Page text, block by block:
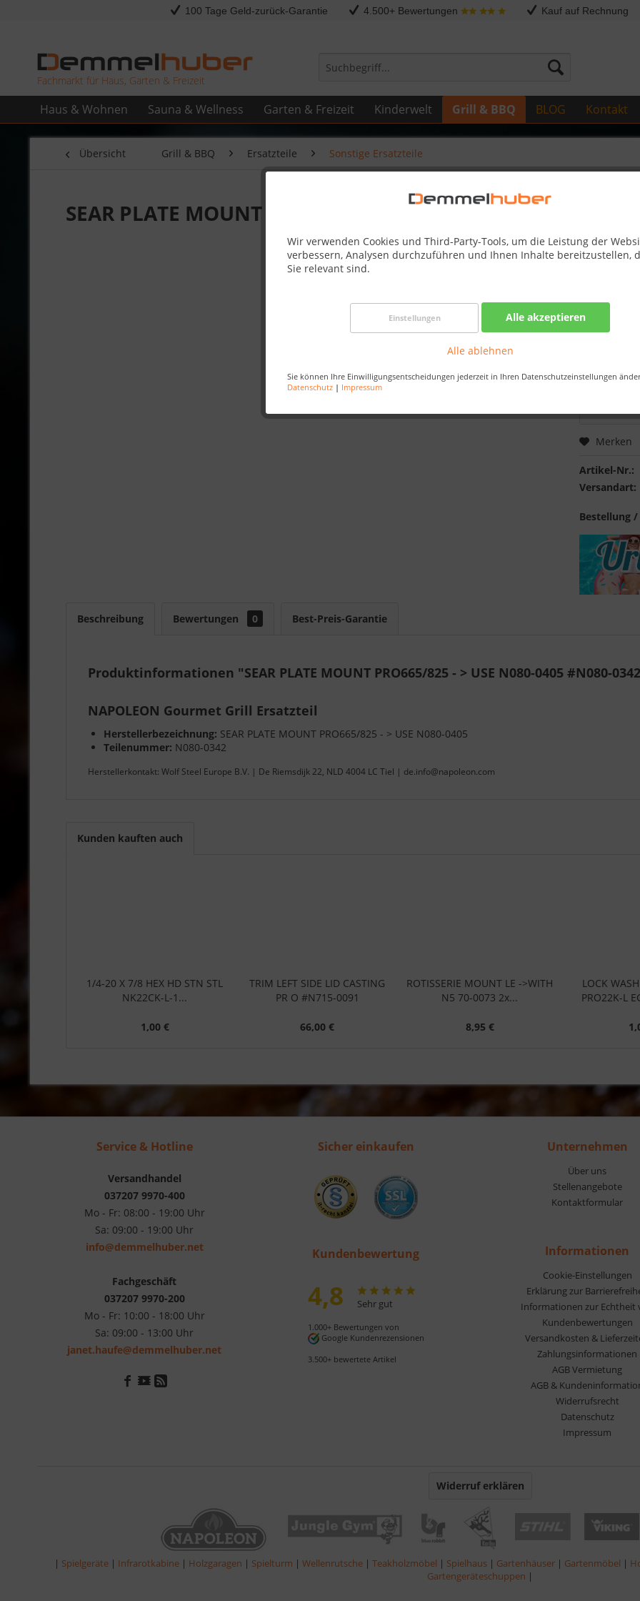
100 Tage Geld-zurück-Garantie 4.500+ Bewertungen Kauf auf Rechnung
Fachmarkt für Haus, Garten & Freizeit
Haus & Wohnen Sauna & Wellness Garten & Freizeit Kinderwelt Grill & BBQ BLOG Kontakt
Wir verwenden Cookies und Third-Party-Tools, um die Leistung der
verbessern, Analysen durchzuführen und Ihnen Inhalte bereitzustellen,
Sie relevant sind.
Einstellungen Alle akzeptieren
Alle ablehnen
Sie können Ihre Einwilligungsentscheidungen jederzeit in Ihren Datenschutzeinstellungen
Datenschutz | Impressum
Übersicht Grill & BBQ Ersatzteile Sonstige Ersatzteile
SEAR PLATE MOUNT PRO665/825 - > USE N080-0405
Artikel
Sekunden,
Merken
Artikel-Nr.:
Versandart:
Bestellung
Beschreibung Bewertungen 0 Best-Preis-Garantie
Produktinformationen "SEAR PLATE MOUNT PRO665/825 - > USE N080-0405 #N080-
NAPOLEON Gourmet Grill Ersatzteil
Herstellerbezeichnung: SEAR PLATE MOUNT PRO665/825 - > USE N080-0405
Teilenummer: N080-0342
Herstellerkontakt: Wolf Steel Europe B.V. | De Riemsdijk 22, NLD 4004 LC Tiel | de.info@napoleon.com
Kunden kauften auch
1/4-20 X 7/8 HEX HD STN STL
NK22CK-L-1...
1,00 €
TRIM LEFT SIDE LID CASTING
PR O #N715-0091
66,00 €
ROTISSERIE MOUNT LE ->WITH
N5 70-0073 2x...
8,95 €
LOCK
PRO22K-L
Service & Hotline
Versandhandel
037207 9970-400
Mo - Fr: 08:00 - 19:00 Uhr
Sa: 09:00 - 19:00 Uhr
info@demmelhuber.net
Fachgeschäft
037207 9970-200
Mo - Fr: 10:00 - 18:00 Uhr
Sa: 09:00 - 13:00 Uhr
janet.haufe@demmelhuber.net
Sicher einkaufen
Kundenbewertung
4,8 Sehr gut
1.000+ Bewertungen von
Google Kundenrezensionen
3.500+ bewertete Artikel
Unternehmen
Über uns
Stellenangebote
Kontaktformular
Informationen
Cookie-Einstellungen
Erklärung zur
Informationen zur Echtheit
Kundenbewertungen
Versandkosten &
Zahlungsinformationen
AGB Vermietung
AGB &
Widerrufsrecht
Datenschutz
Impressum
Widerruf erklären
| Spielgeräte | Infrarotkabine | Holzgaragen | Spielturm | Wellenrutsche | Teakholzmöbel | Spielhaus | Gartenhäuser | Gartenmöbel |
Gartengeräteschuppen |